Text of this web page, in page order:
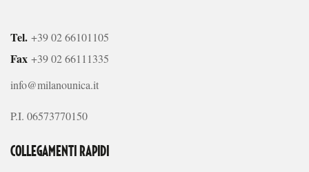
Tel. +39 02 66101105
Fax +39 02 66111335
info@milanounica.it
P.I. 06573770150
COLLEGAMENTI RAPIDI